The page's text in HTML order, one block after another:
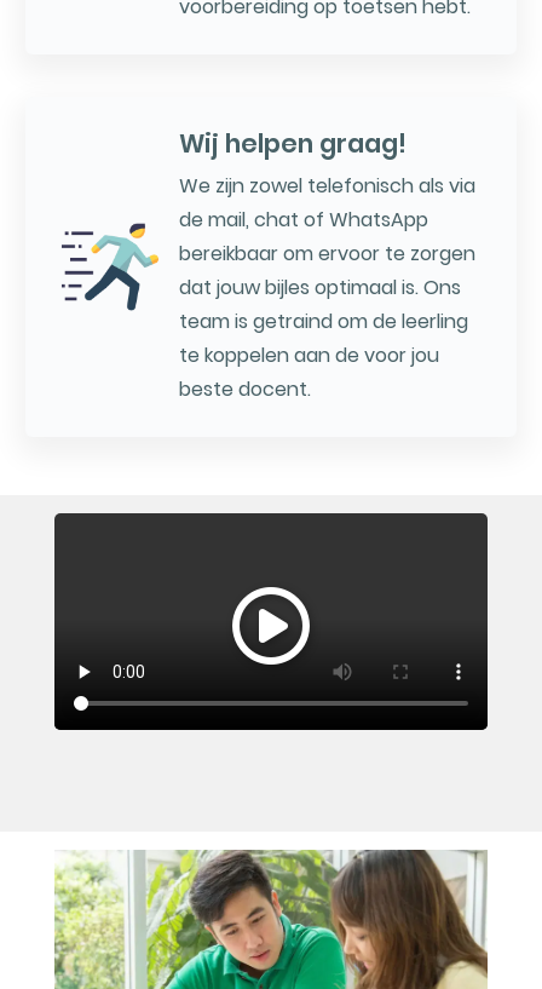
voorbereiding op toetsen hebt.
Wij helpen graag!
We zijn zowel telefonisch als via
de mail, chat of WhatsApp
bereikbaar om ervoor te zorgen
dat jouw bijles optimaal is. Ons
team is getraind om de leerling
te koppelen aan de voor jou
beste docent.